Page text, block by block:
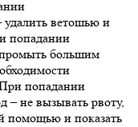
удалить ветошью и
попадании
большим
попадании
– не вызывать рвоту,
помощью и показать